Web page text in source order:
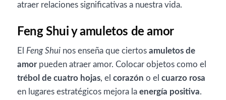
atraer relaciones significativas a nuestra vida.
Feng Shui y amuletos de amor
El Feng Shui nos enseña que ciertos amuletos de
amorpueden atraer amor. Colocar objetos como el
trébol de cuatro hojas, el corazón o el cuarzo rosa
en lugares estratégicos mejora la energía positiva.